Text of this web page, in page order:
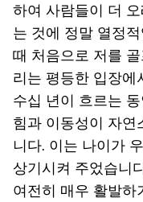
하여 사람들이 더
는 것에 정말 열정
때 처음으로 저를
리는 평등한 입장에
수십 년이 흐르는
힘과 이동성이 자연
니다. 이는 나이가
상기시켜 주었습니
여전히 매우 활발하